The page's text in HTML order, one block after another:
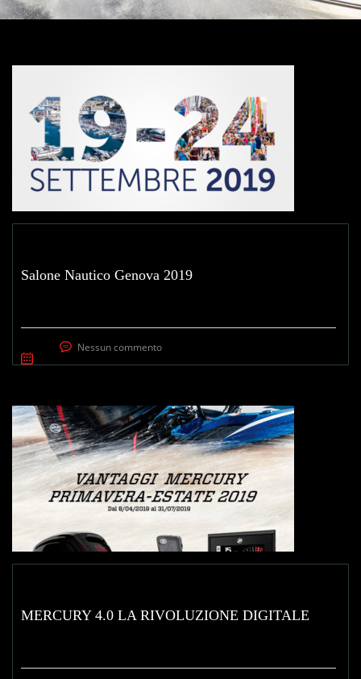
Salone Nautico Genova 2019
Nessun commento
MERCURY 4.0 LA RIVOLUZIONE DIGITALE